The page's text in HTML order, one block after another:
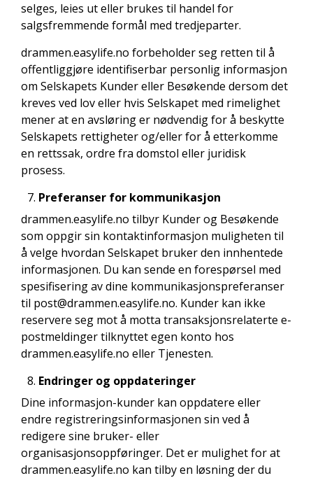
selges, leies ut eller brukes til handel for
salgsfremmende formål med tredjeparter.
drammen.easylife.no forbeholder seg retten til å
offentliggjøre identifiserbar personlig informasjon
om Selskapets Kunder eller Besøkende dersom det
kreves ved lov eller hvis Selskapet med rimelighet
mener at en avsløring er nødvendig for å beskytte
Selskapets rettigheter og/eller for å etterkomme
en rettssak, ordre fra domstol eller juridisk
prosess.
Preferanser for kommunikasjon
drammen.easylife.no tilbyr Kunder og Besøkende
som oppgir sin kontaktinformasjon muligheten til
å velge hvordan Selskapet bruker den innhentede
informasjonen. Du kan sende en forespørsel med
spesifisering av dine kommunikasjonspreferanser
til post@drammen.easylife.no. Kunder kan ikke
reservere seg mot å motta transaksjonsrelaterte e-
postmeldinger tilknyttet egen konto hos
drammen.easylife.no eller Tjenesten.
Endringer og oppdateringer
Dine informasjon-kunder kan oppdatere eller
endre registreringsinformasjonen sin ved å
redigere sine bruker- eller
organisasjonsoppføringer. Det er mulighet for at
drammen.easylife.no kan tilby en løsning der du